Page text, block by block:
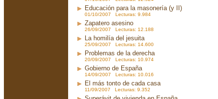
Educación para la masonería (y II)
01/10/2007 Lecturas: 9.984
Zapatero asesino
26/09/2007 Lecturas: 12.188
La homilía del jesuita
25/09/2007 Lecturas: 14.600
Problemas de la derecha
20/09/2007 Lecturas: 10.974
Gobierno de España
14/09/2007 Lecturas: 10.016
El más tonto de cada casa
11/09/2007 Lecturas: 9.352